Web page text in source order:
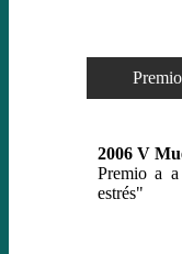
2006 V
Premio a
estrés"